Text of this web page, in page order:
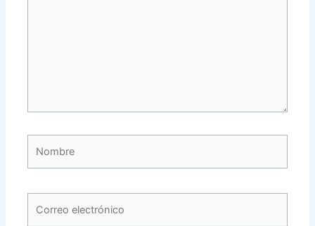
electrónico